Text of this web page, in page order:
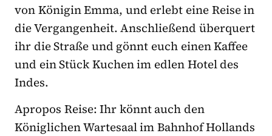
von Königin Emma, und erlebt eine Reise in
die Vergangenheit. Anschließend überquert
ihr die Straße und gönnt euch einen Kaffee
und ein Stück Kuchen im edlen Hotel des
Indes.
Apropos Reise: Ihr könnt auch den
Königlichen Wartesaal im Bahnhof Hollands